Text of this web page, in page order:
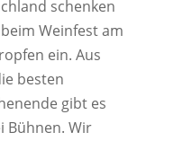
schenken
Weinfest am
ein. Aus
besten
gibt es
Bühnen. Wir